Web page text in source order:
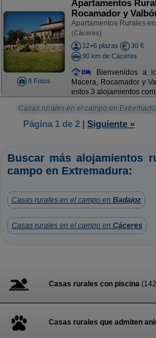
8 Fotos
Apartamentos
Rocamador y
Apartamentos Rurales en
(Cáceres)
12+6 plazas
30 €
90 km de Cáceres
Bienvenidos a
Macera, Rocamador y
estos 3 alojamientos
Casas rurales en el campo en
Página 1 de 2 | Siguiente »
Buscar más alojamientos
campo en Extremadura:
Casas rurales en el campo en Badajoz
Casas rurales en el campo en Cáceres
Casas rurales con piscina
Casas rurales que admiten